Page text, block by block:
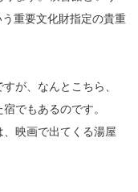
重要文化財指定の貴重
が、なんとこちら、
でもあるのです。
、映画で出てくる湯屋